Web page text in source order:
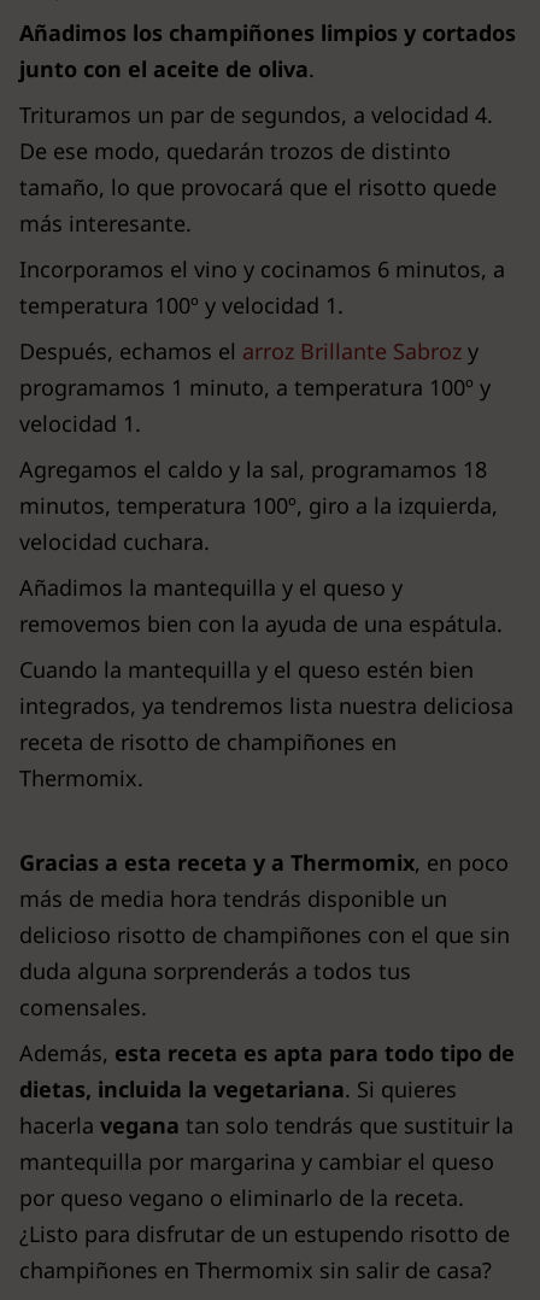
Añadimos los champiñones limpios y cortados
junto con el aceite de oliva.
Trituramos un par de segundos, a velocidad 4.
De ese modo, quedarán trozos de distinto
tamaño, lo que provocará que el risotto quede
más interesante.
Incorporamos el vino y cocinamos 6 minutos, a
temperatura 100º y velocidad 1.
Después, echamos el arroz Brillante Sabroz y
programamos 1 minuto, a temperatura 100º y
velocidad 1.
Agregamos el caldo y la sal, programamos 18
minutos, temperatura 100º, giro a la izquierda,
velocidad cuchara.
Añadimos la mantequilla y el queso y
removemos bien con la ayuda de una espátula.
Cuando la mantequilla y el queso estén bien
integrados, ya tendremos lista nuestra deliciosa
receta de risotto de champiñones en
Thermomix.
Gracias a esta receta y a Thermomix, en poco
más de media hora tendrás disponible un
delicioso risotto de champiñones con el que sin
duda alguna sorprenderás a todos tus
comensales.
Además, esta receta es apta para todo tipo de
dietas, incluida la vegetariana. Si quieres
hacerla vegana tan solo tendrás que sustituir la
mantequilla por margarina y cambiar el queso
por queso vegano o eliminarlo de la receta.
¿Listo para disfrutar de un estupendo risotto de
champiñones en Thermomix sin salir de casa?